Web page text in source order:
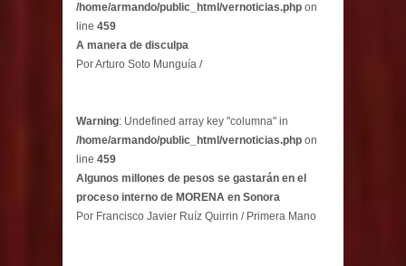
/home/armando/public_html/vernoticias.php on
line 459
A manera de disculpa
Por Arturo Soto Munguía /
Warning: Undefined array key "columna" in
/home/armando/public_html/vernoticias.php on
line 459
Algunos millones de pesos se gastarán en el
proceso interno de MORENA en Sonora
Por Francisco Javier Ruíz Quirrin / Primera Mano